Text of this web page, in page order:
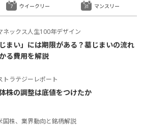
ネックス人生100年デザイン
じまい」には期限がある？墓じまいの流れ
る費用を解説
トラテジーレポート
株の調整は底値をつけたか
国株、業界動向と銘柄解説
ウイークリー マンスリー